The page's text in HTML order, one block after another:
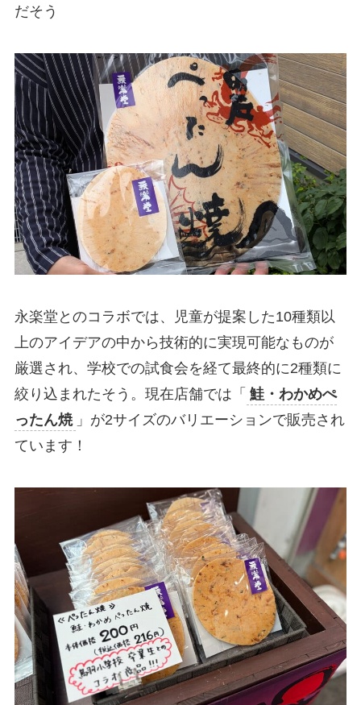
だそう
永楽堂とのコラボでは、児童が提案した10種類以
上のアイデアの中から技術的に実現可能なものが
厳選され、学校での試食会を経て最終的に2種類に
絞り込まれたそう。現在店舗では「 鮭・わかめぺ
ったん焼 」が2サイズのバリエーションで販売され
ています！